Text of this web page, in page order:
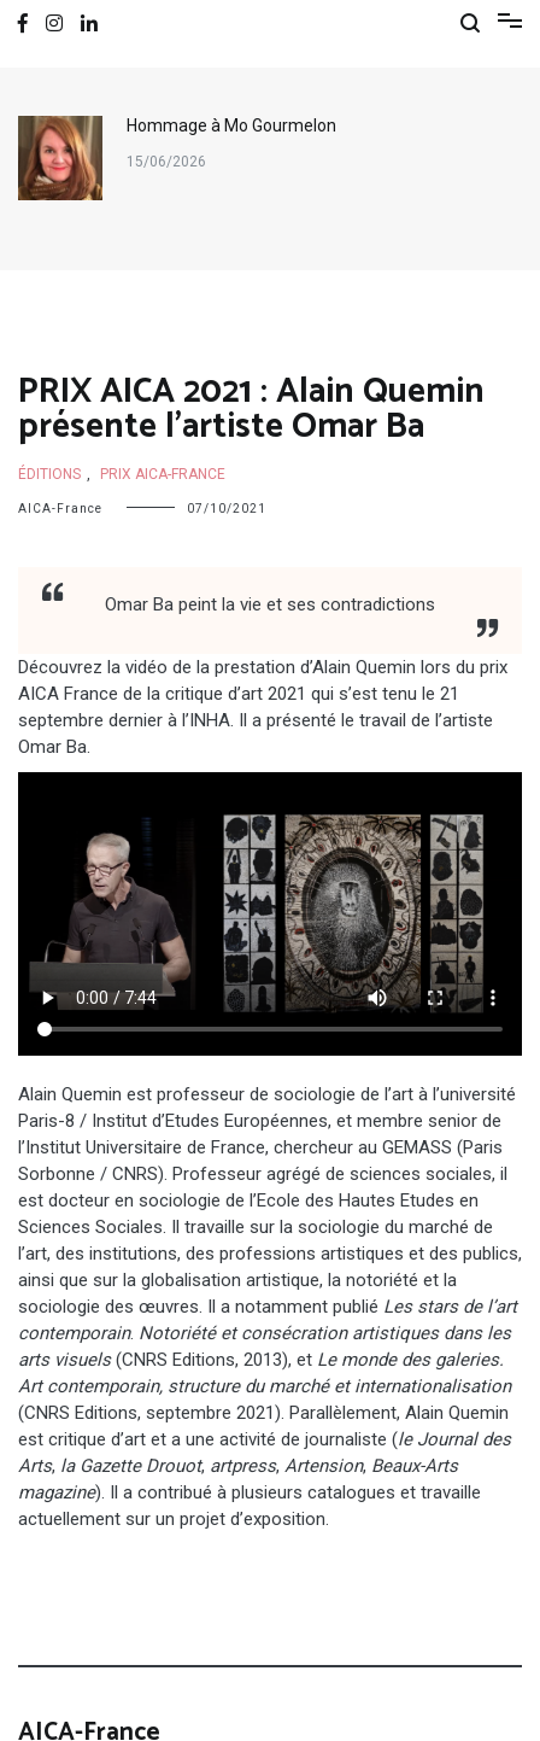
Hommage à Mo Gourmelon
15/06/2026
PRIX AICA 2021 : Alain Quemin
présente l’artiste Omar Ba
ÉDITIONS PRIX AICA-FRANCE
AICA-France 07/10/2021
Omar Ba peint la vie et ses contradictions
Découvrez la vidéo de la prestation d’Alain Quemin lors du prix
AICA France de la critique d’art 2021 qui s’est tenu le 21
septembre dernier à l’INHA. Il a présenté le travail de l’artiste
Omar Ba.
Alain Quemin est professeur de sociologie de l’art à l’université
Paris-8 / Institut d’Etudes Européennes, et membre senior de
l’Institut Universitaire de France, chercheur au GEMASS (Paris
Sorbonne / CNRS). Professeur agrégé de sciences sociales, il
est docteur en sociologie de l’Ecole des Hautes Etudes en
Sciences Sociales. Il travaille sur la sociologie du marché de
l’art, des institutions, des professions artistiques et des publics,
ainsi que sur la globalisation artistique, la notoriété et la
sociologie des œuvres. Il a notamment publié Les stars de l’art
contemporain. Notoriété et consécration artistiques dans les
arts visuels(CNRS Editions, 2013), et Le monde des galeries.
Art contemporain, structure du marché et internationalisation
(CNRS Editions, septembre 2021). Parallèlement, Alain Quemin
est critique d’art et a une activité de journaliste (le Journal des
Arts, la Gazette Drouot, artpress, Artension, Beaux-Arts
magazine). Il a contribué à plusieurs catalogues et travaille
actuellement sur un projet d’exposition.
AICA-France